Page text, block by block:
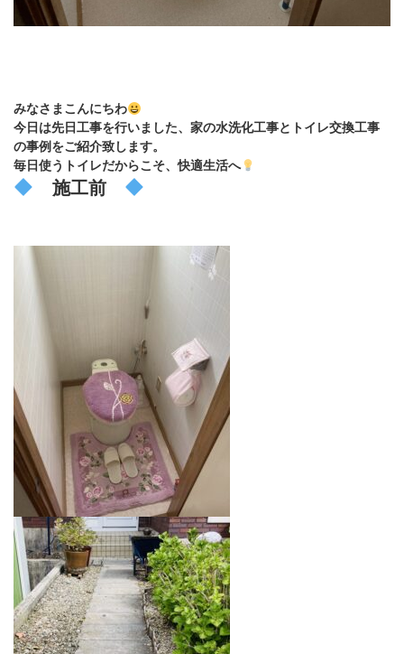
みなさまこんにちわ
今日は先日工事を行いました、家の水洗化工事とトイレ交換工事
の事例をご紹介致します。
毎日使うトイレだからこそ、快適生活へ
施工前